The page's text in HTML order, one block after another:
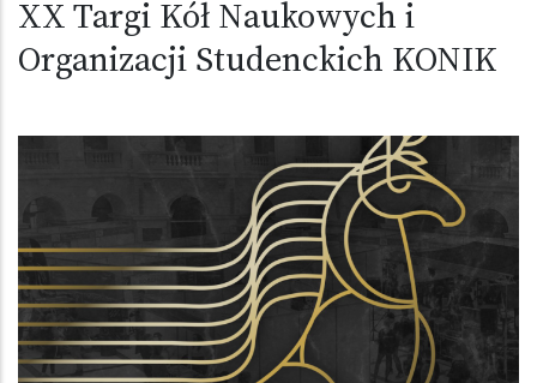
XX Targi Kół Naukowych i
Organizacji Studenckich KONIK